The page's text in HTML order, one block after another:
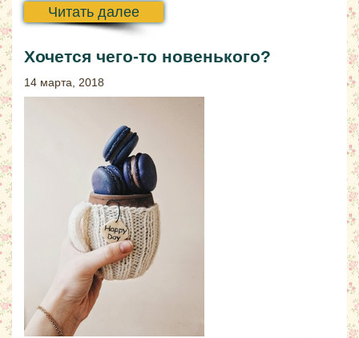
Читать далее
Хочется чего-то новенького?
14 марта, 2018